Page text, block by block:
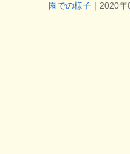
園での様子 ｜2020